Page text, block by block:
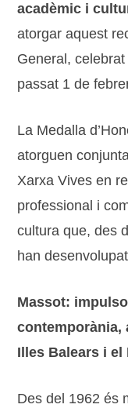
acadèmic i
atorgar aquest
General,
passat 1 de
La ​M​edalla
atorgu​en
Xarxa Vives en
professional​ ​i
cultura ​que, des
han
Massot:
contemporània,
Illes Balears i el
Des del 1962 és